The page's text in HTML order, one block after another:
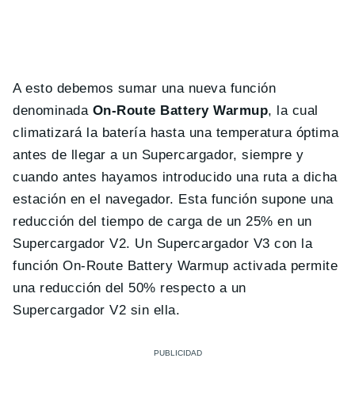
A esto debemos sumar una nueva función
denominada On-Route Battery Warmup, la cual
climatizará la batería hasta una temperatura óptima
antes de llegar a un Supercargador, siempre y
cuando antes hayamos introducido una ruta a dicha
estación en el navegador. Esta función supone una
reducción del tiempo de carga de un 25% en un
Supercargador V2. Un Supercargador V3 con la
función On-Route Battery Warmup activada permite
una reducción del 50% respecto a un
Supercargador V2 sin ella.